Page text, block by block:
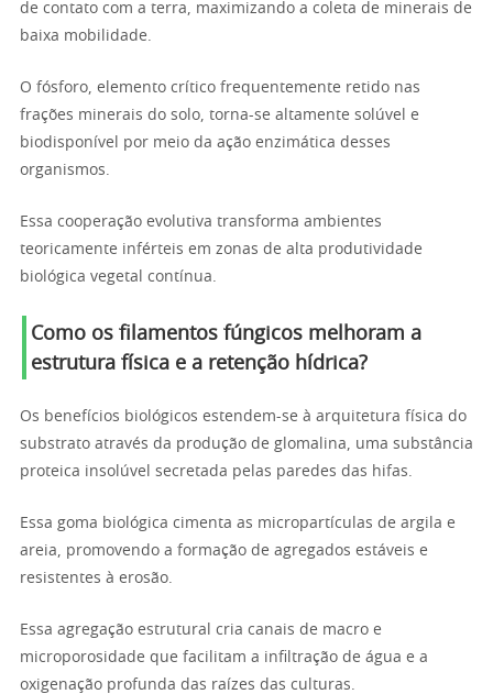
de contato com a terra, maximizando a coleta de minerais de
baixa mobilidade.
O fósforo, elemento crítico frequentemente retido nas
frações minerais do solo, torna-se altamente solúvel e
biodisponível por meio da ação enzimática desses
organismos.
Essa cooperação evolutiva transforma ambientes
teoricamente inférteis em zonas de alta produtividade
biológica vegetal contínua.
Como os filamentos fúngicos melhoram a
estrutura física e a retenção hídrica?
Os benefícios biológicos estendem-se à arquitetura física do
substrato através da produção de glomalina, uma substância
proteica insolúvel secretada pelas paredes das hifas.
Essa goma biológica cimenta as micropartículas de argila e
areia, promovendo a formação de agregados estáveis e
resistentes à erosão.
Essa agregação estrutural cria canais de macro e
microporosidade que facilitam a infiltração de água e a
oxigenação profunda das raízes das culturas.